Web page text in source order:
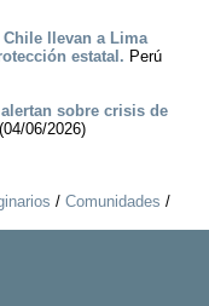
Chile llevan a Lima
estatal. Perú
sobre crisis de
06/2026)
/ Comunidades /